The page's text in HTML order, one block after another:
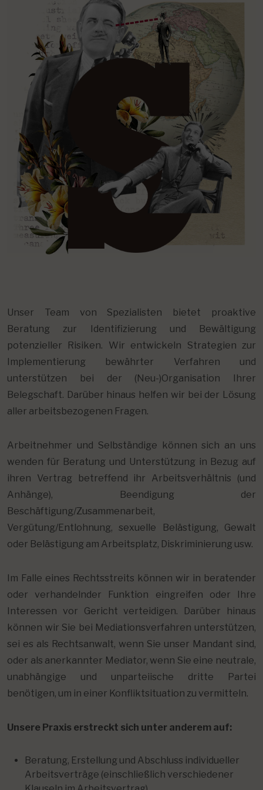
Unser Team von Spezialisten bietet proaktive
Beratung zur Identifizierung und Bewältigung
potenzieller Risiken. Wir entwickeln Strategien zur
Implementierung bewährter Verfahren und
unterstützen bei der (Neu-)Organisation Ihrer
Belegschaft. Darüber hinaus helfen wir bei der Lösung
aller arbeitsbezogenen Fragen.
Arbeitnehmer und Selbständige können sich an uns
wenden für Beratung und Unterstützung in Bezug auf
ihren Vertrag betreffend ihr Arbeitsverhältnis (und
Anhänge), Beendigung der
Beschäftigung/Zusammenarbeit,
Vergütung/Entlohnung, sexuelle Belästigung, Gewalt
oder Belästigung am Arbeitsplatz, Diskriminierung usw.
Im Falle eines Rechtsstreits können wir in beratender
oder verhandelnder Funktion eingreifen oder Ihre
Interessen vor Gericht verteidigen. Darüber hinaus
können wir Sie bei Mediationsverfahren unterstützen,
sei es als Rechtsanwalt, wenn Sie unser Mandant sind,
oder als anerkannter Mediator, wenn Sie eine neutrale,
unabhängige und unparteiische dritte Partei
benötigen, um in einer Konfliktsituation zu vermitteln.
Unsere Praxis erstreckt sich unter anderem auf:
Beratung, Erstellung und Abschluss individueller
Arbeitsverträge (einschließlich verschiedener